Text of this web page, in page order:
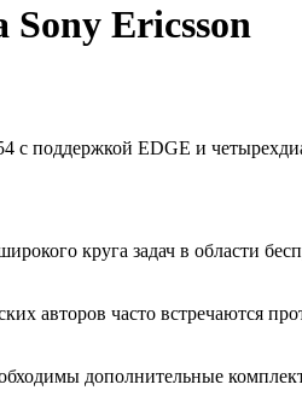
Ericsson
с поддержкой EDGE и
круга задач в области
авторов часто встречаются
дополнительные